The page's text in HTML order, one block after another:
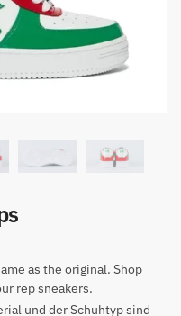
as the original. Shop
rep sneakers.
und der Schuhtyp sind